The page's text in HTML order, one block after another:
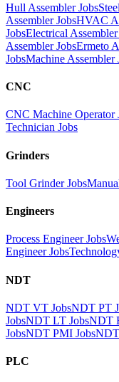
Hull Assembler Jobs
Assembler JobsHVAC
JobsElectrical Assembler
Assembler JobsErmeto
JobsMachine Assembler
CNC
CNC Machine Operator
Technician Jobs
Grinders
Tool Grinder Jobs
Engineers
Process Engineer Jobs
Engineer Jobs
NDT
NDT VT JobsNDT PT
JobsNDT LT JobsNDT
JobsNDT PMI Jobs
PLC